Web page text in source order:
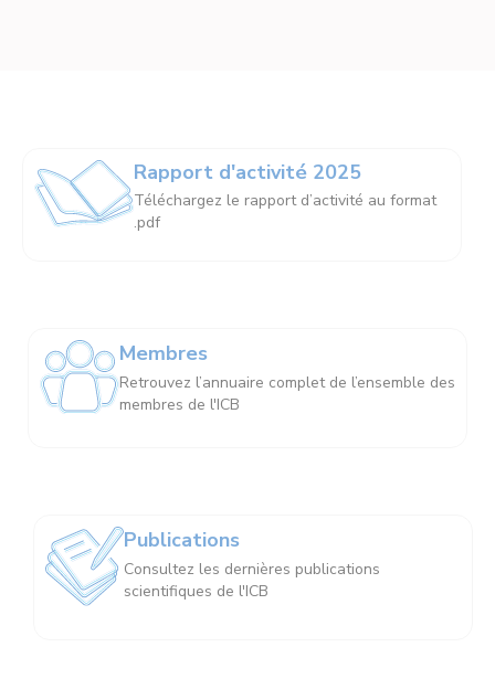
Rapport d'activité 2025
Téléchargez le rapport d’activité au format
.pdf
Membres
Retrouvez l’annuaire complet de l’ensemble des
membres de l'ICB
Publications
Consultez les dernières publications
scientifiques de l'ICB